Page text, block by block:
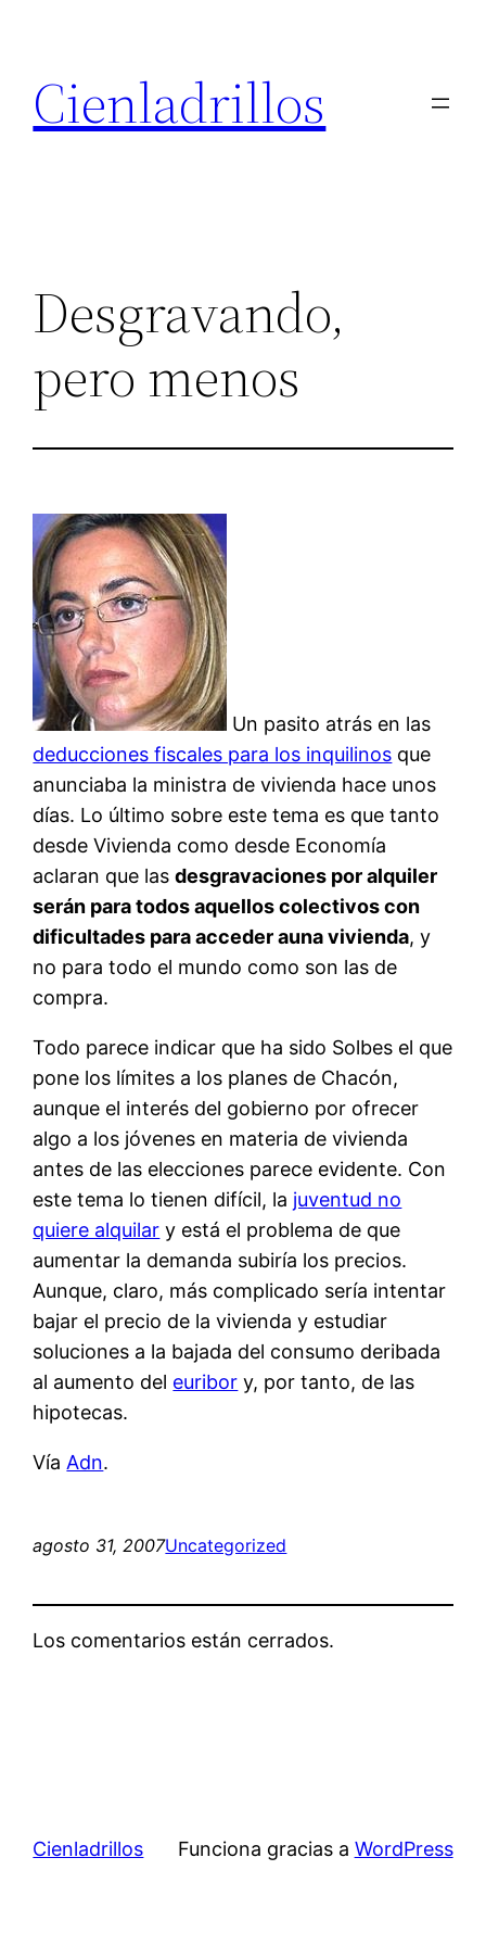
contenido
Cienladrillos
Desgravando,
pero menos
Un pasito atrás en las
deducciones fiscales para los inquilinos que
anunciaba la ministra de vivienda hace unos
días. Lo último sobre este tema es que tanto
desde Vivienda como desde Economía
aclaran que lasdesgravaciones por alquiler
serán para todos aquellos colectivos con
dificultades para acceder auna vivienda, y
no para todo el mundo como son las de
compra.
Todo parece indicar que ha sido Solbes el que
pone los límites a los planes de Chacón,
aunque el interés del gobierno por ofrecer
algo a los jóvenes en materia de vivienda
antes de las elecciones parece evidente. Con
este tema lo tienen difícil, la juventud no
quiere alquilar y está el problema de que
aumentar la demanda subiría los precios.
Aunque, claro, más complicado sería intentar
bajar el precio de la vivienda y estudiar
soluciones a la bajada del consumo deribada
al aumento del euribor y, por tanto, de las
hipotecas.
Vía Adn.
agosto 31, 2007Uncategorized
Los comentarios están cerrados.
Cienladrillos Funciona gracias a WordPress